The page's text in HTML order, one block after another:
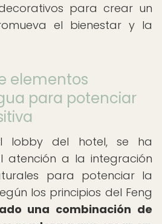
para crear un
el bienestar y la
elementos
para potenciar
lobby del hotel, se ha
atención a la integración
para potenciar la
los principios del Feng
una combinación de